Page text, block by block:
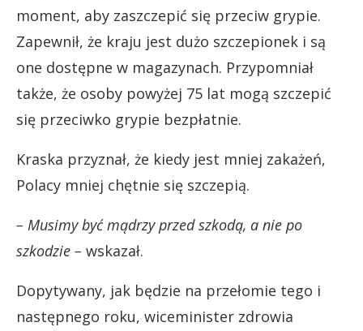
moment, aby zaszczepić się przeciw grypie.
Zapewnił, że kraju jest dużo szczepionek i są
one dostępne w magazynach. Przypomniał
także, że osoby powyżej 75 lat mogą szczepić
się przeciwko grypie bezpłatnie.
Kraska przyznał, że kiedy jest mniej zakażeń,
Polacy mniej chętnie się szczepią.
– Musimy być mądrzy przed szkodą, a nie po
szkodzie – wskazał.
Dopytywany, jak będzie na przełomie tego i
następnego roku, wiceminister zdrowia